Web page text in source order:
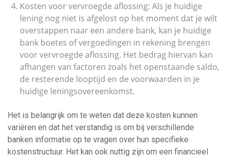
Kosten voor vervroegde aflossing: Als je huidige
lening nog niet is afgelost op het moment dat je wilt
overstappen naar een andere bank, kan je huidige
bank boetes of vergoedingen in rekening brengen
voor vervroegde aflossing. Het bedrag hiervan kan
afhangen van factoren zoals het openstaande saldo,
de resterende looptijd en de voorwaarden in je
huidige leningsovereenkomst.
Het is belangrijk om te weten dat deze kosten kunnen
variëren en dat het verstandig is om bij verschillende
banken informatie op te vragen over hun specifieke
kostenstructuur. Het kan ook nuttig zijn om een financieel